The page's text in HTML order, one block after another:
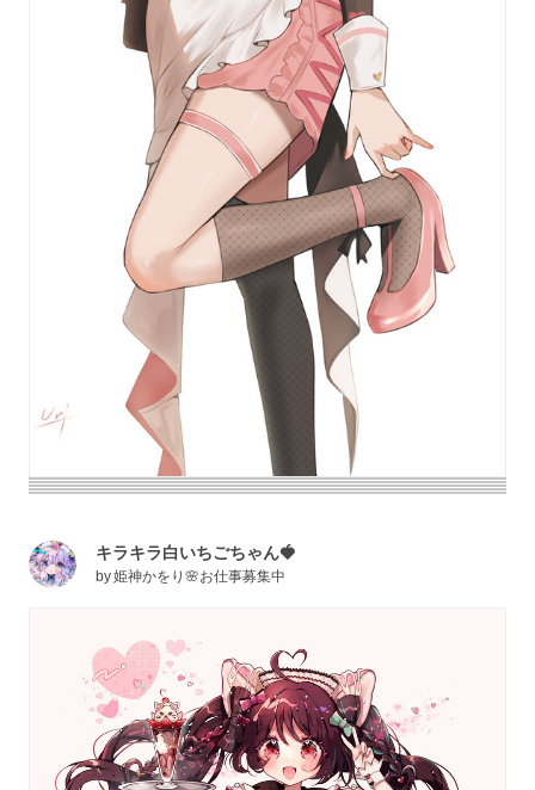
キラキラ白いちごちゃん🍓
by姫神かをり🌸お仕事募集中